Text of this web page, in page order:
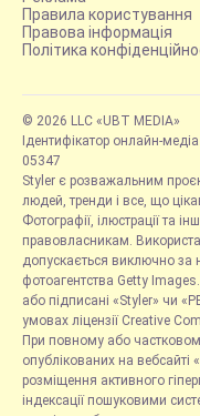
Правила користування
Правова інформація
Політика
© 2026 LLC «UBT MEDIA»
Ідентифікатор онлайн-
05347
Styler є розважальним
людей, тренди і все, що
Фотографії, ілюстрації та
правовласникам.
допускається виключно за
фотоагентства Getty
або підписані «Styler» чи
умовах ліцензії Creative
При повному або
опублікованих на
розміщення активного
індексації пошуковими